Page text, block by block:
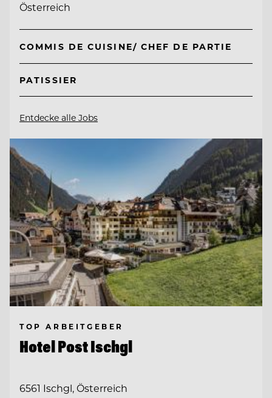
Österreich
COMMIS DE CUISINE/ CHEF DE PARTIE
PATISSIER
Entdecke alle Jobs
TOP ARBEITGEBER
Hotel Post Ischgl
6561 Ischgl, Österreich